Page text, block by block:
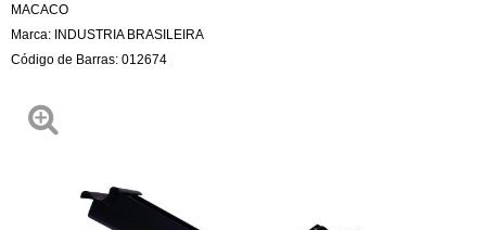
MACACO
Marca: INDUSTRIA BRASILEIRA
Código de Barras: 012674